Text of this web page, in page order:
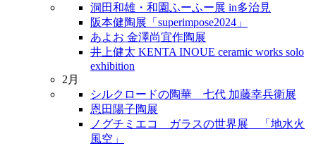
洞田和雄・和園ふーふー展 in多治見
阪本健陶展「superimpose2024」
あよお 金澤尚宜作陶展
井上健太 KENTA INOUE ceramic works solo
exhibition
2月
シルクロードの陶華 七代 加藤幸兵衛展
恩田陽子陶展
ノグチミエコ ガラスの世界展 「地水火
風空」